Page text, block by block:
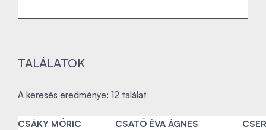
TALÁLATOK
A keresés eredménye: 12 találat
CSÁKY MÓRIC
CSATÓ ÉVA ÁGNES